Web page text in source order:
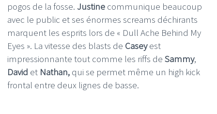
pogos de la fosse. Justine communique beaucoup
avec le public et ses énormes screams déchirants
marquent les esprits lors de « Dull Ache Behind My
Eyes ». La vitesse des blasts de Caseyest
impressionnante tout comme les riffs de Sammy,
David et Nathan, qui se permet même un high kick
frontal entre deux lignes de basse.